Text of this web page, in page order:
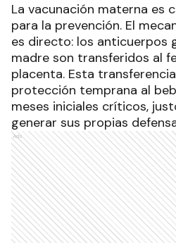
La vacunación materna es
para la prevención. El
es directo: los anticuerpos
madre son transferidos al
placenta. Esta
protección temprana al
meses iniciales críticos,
generar sus propias
Ads